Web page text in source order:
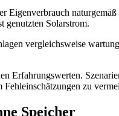
genutzten Solarstrom.
vergleichsweise
Erfahrungswerten.
zu
Speicher